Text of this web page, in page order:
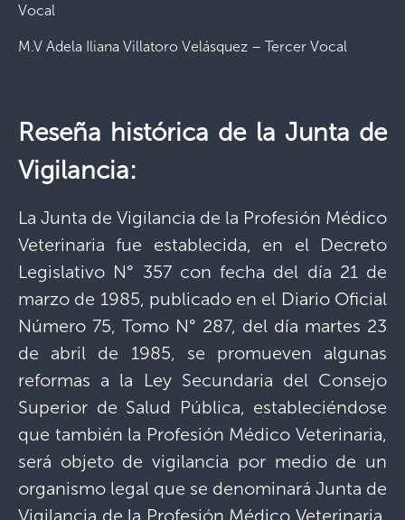
Vocal
M.V Adela Iliana Villatoro Velásquez – Tercer Vocal
Reseña histórica de la Junta de
Vigilancia:
La Junta de Vigilancia de la Profesión Médico
Veterinaria fue establecida, en el Decreto
Legislativo N° 357 con fecha del día 21 de
marzo de 1985, publicado en el Diario Oficial
Número 75, Tomo N° 287, del día martes 23
de abril de 1985, se promueven algunas
reformas a la Ley Secundaria del Consejo
Superior de Salud Pública, estableciéndose
que también la Profesión Médico Veterinaria,
será objeto de vigilancia por medio de un
organismo legal que se denominará Junta de
Vigilancia de la Profesión Médico Veterinaria,